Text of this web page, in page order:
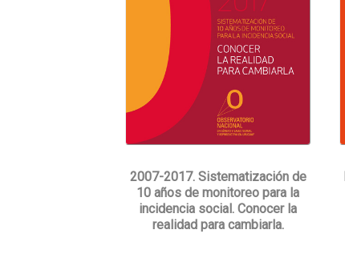
2007-2017. Sistematización de
10 años de monitoreo para la
incidencia social. Conocer la
realidad para cambiarla.